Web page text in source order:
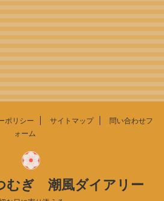
ポリシー サイトマップ
問い合わせフ
ォーム
むぎ 潮風ダイアリー